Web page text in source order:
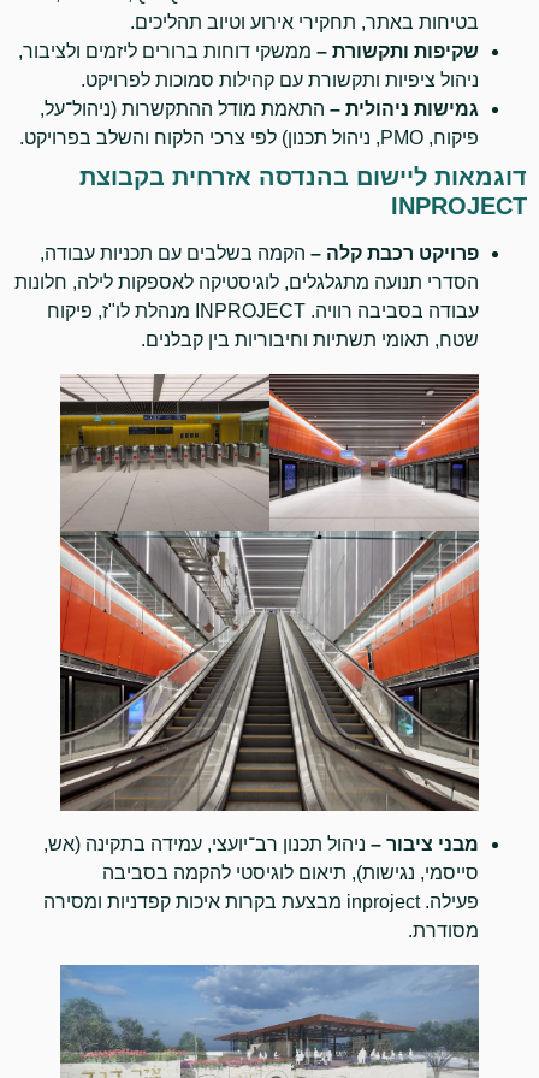
בטיחות באתר, תחקירי אירוע וטיוב תהליכים.
שקיפות ותקשורת – ממשקי דוחות ברורים ליזמים ולציבור,
ניהול ציפיות ותקשורת עם קהילות סמוכות לפרויקט.
גמישות ניהולית – התאמת מודל ההתקשרות (ניהול־על,
פיקוח, PMO, ניהול תכנון) לפי צרכי הלקוח והשלב בפרויקט.
דוגמאות ליישום בהנדסה אזרחית בקבוצת
INPROJECT
פרויקט רכבת קלה – הקמה בשלבים עם תכניות עבודה,
הסדרי תנועה מתגלגלים, לוגיסטיקה לאספקות לילה, חלונות
עבודה בסביבה רוויה. INPROJECT מנהלת לו"ז, פיקוח
שטח, תאומי תשתיות וחיבוריות בין קבלנים.
מבני ציבור – ניהול תכנון רב־יועצי, עמידה בתקינה (אש,
סייסמי, נגישות), תיאום לוגיסטי להקמה בסביבה
פעילה. inproject מבצעת בקרות איכות קפדניות ומסירה
מסודרת.